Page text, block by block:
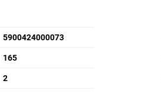
5900424000073
165
2